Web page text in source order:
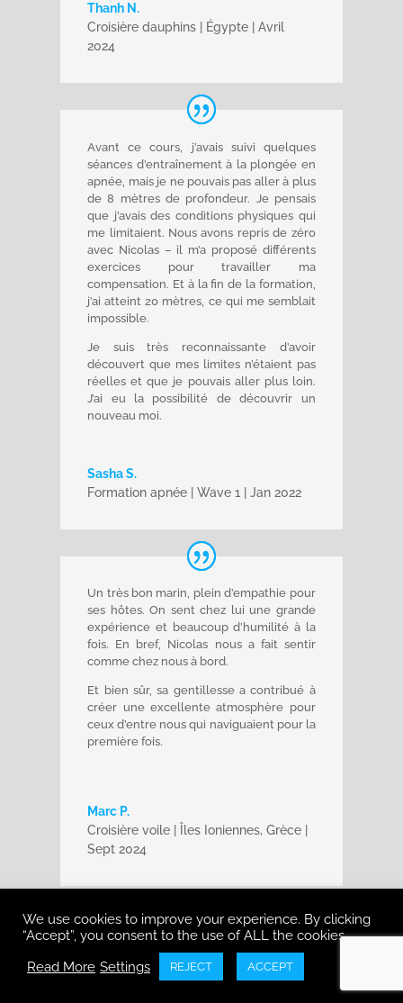
Thanh N.
Croisière dauphins | Égypte | Avril
2024
Avant ce cours, j’avais suivi quelques
séances d’entraînement à la plongée en
apnée, mais je ne pouvais pas aller à plus
de 8 mètres de profondeur. Je pensais
que j’avais des conditions physiques qui
me limitaient. Nous avons repris de zéro
avec Nicolas – il m’a proposé différents
exercices pour travailler ma
compensation. Et à la fin de la formation,
j’ai atteint 20 mètres, ce qui me semblait
impossible.
Je suis très reconnaissante d’avoir
découvert que mes limites n’étaient pas
réelles et que je pouvais aller plus loin.
J’ai eu la possibilité de découvrir un
nouveau moi.
Sasha S.
Formation apnée | Wave 1 | Jan 2022
Un très bon marin, plein d’empathie pour
ses hôtes. On sent chez lui une grande
expérience et beaucoup d’humilité à la
fois. En bref, Nicolas nous a fait sentir
comme chez nous à bord.
Et bien sûr, sa gentillesse a contribué à
créer une excellente atmosphère pour
ceux d’entre nous qui naviguaient pour la
première fois.
Marc P.
Croisière voile | Îles Ioniennes, Grèce |
Sept 2024
Tout était très bien organisé et notre
skipper Nicolas était très professionnel. Il
nous a permis d’apporter notre aide là où
We use cookies to improve your experience. By clicking
“Accept”, you consent to the use of ALL the cookies.
Read More Settings REJECT ACCEPT